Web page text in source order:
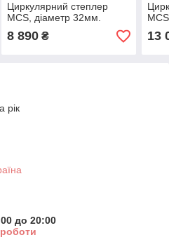
Циркулярний степлер
MCS, діаметр 32мм.
8 890₴ 13
рік
до 20:00